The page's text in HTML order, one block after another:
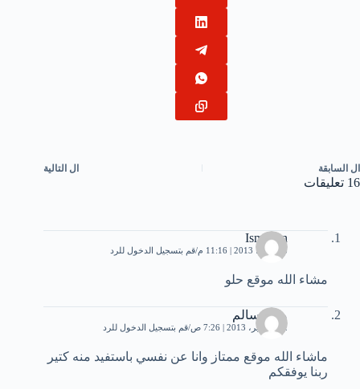
ال السابقة ال التالية
16 تعليقات
Ismahan
3 مارس، 2013 | 11:16 م قم بتسجيل الدخول للرد
مشاء الله موقع حلو
منال سالم
12 سبتمبر، 2013 | 7:26 ص قم بتسجيل الدخول للرد
ماشاء الله موقع ممتاز وانا عن نفسي باستفيد منه كتير
ربنا يوفقكم